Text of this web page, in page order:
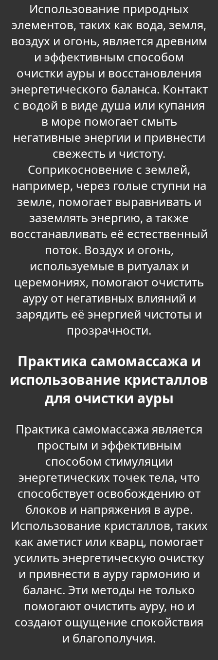
Использование природных
элементов, таких как вода, земля,
воздух и огонь, является древним
и эффективным способом
очистки ауры и восстановления
энергетического баланса. Контакт
с водой в виде душа или купания
в море помогает смыть
негативные энергии и привнести
свежесть и чистоту.
Соприкосновение с землей,
например, через голые ступни на
земле, помогает выравнивать и
заземлять энергию, а также
восстанавливать её естественный
поток. Воздух и огонь,
используемые в ритуалах и
церемониях, помогают очистить
ауру от негативных влияний и
зарядить её энергией чистоты и
прозрачности.
Практика самомассажа и
использование кристаллов
для очистки ауры
Практика самомассажа является
простым и эффективным
способом стимуляции
энергетических точек тела, что
способствует освобождению от
блоков и напряжения в ауре.
Использование кристаллов, таких
как аметист или кварц, помогает
усилить энергетическую очистку
и привнести в ауру гармонию и
баланс. Эти методы не только
помогают очистить ауру, но и
создают ощущение спокойствия
и благополучия.